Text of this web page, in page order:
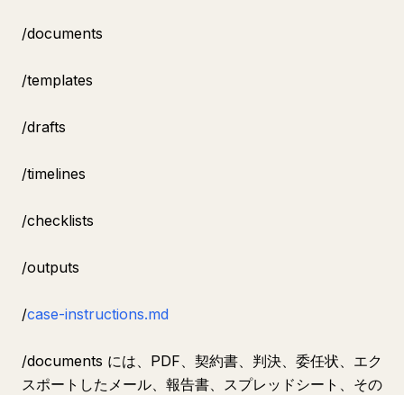
/documents
/templates
/drafts
/timelines
/checklists
/outputs
/case-instructions.md
/documents には、PDF、契約書、判決、委任状、エク
スポートしたメール、報告書、スプレッドシート、その